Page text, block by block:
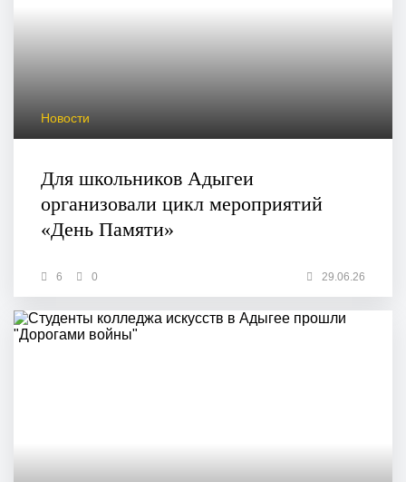
Новости
Для школьников Адыгеи
организовали цикл мероприятий
«День Памяти»
6 0 29.06.26